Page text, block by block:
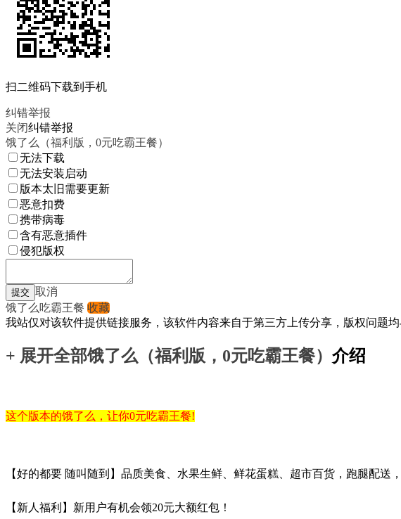
扫二维码下载到手机
纠错举报
关闭纠错举报
饿了么（福利版，0元吃霸王餐）
无法下载
无法安装启动
版本太旧需要更新
恶意扣费
携带病毒
含有恶意插件
侵犯版权
取消
饿了么吃霸王餐 收藏
我站仅对该软件提供链接服务，该软件内容来自于第三方上传分享，版权问题
+ 展开全部饿了么（福利版，0元吃霸王餐） 介绍
这个版本的饿了么，让你0元吃霸王餐!
【好的都要 随叫随到】品质美食、水果生鲜、鲜花蛋糕、超市百货，跑腿配送
【新人福利】新用户有机会领20元大额红包！